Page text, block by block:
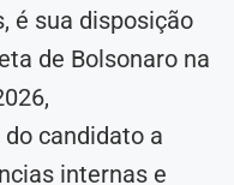
é sua disposição
de Bolsonaro na
candidato a
internas e